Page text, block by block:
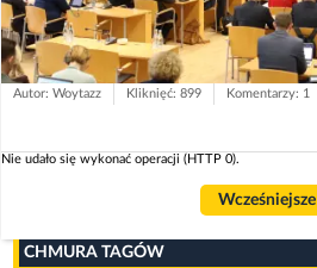
Autor: Woytazz Kliknięć: 899 Komentarzy: 1
Nie udało się wykonać operacji (HTTP 0).
Wcześniejsze
CHMURA TAGÓW